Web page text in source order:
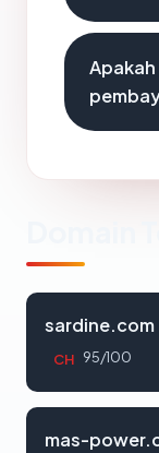
sardine.com
CH 95/100
mas-